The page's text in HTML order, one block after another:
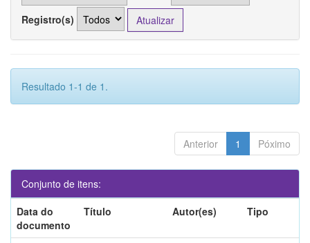
Registro(s)
Resultado 1-1 de 1.
Anterior 1 Póximo
Conjunto de itens:
Data do
documento
Título Autor(es) Tipo